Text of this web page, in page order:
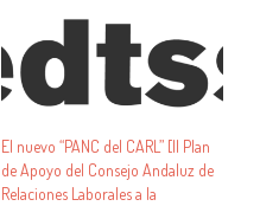
El nuevo “PANC del CARL” [II Plan
de Apoyo del Consejo Andaluz de
Relaciones Laborales a la